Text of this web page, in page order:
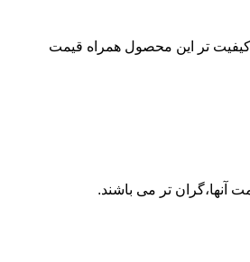
هر چه با کیفیت تر این محصول همراه قیمت
آنها،گران تر می باشند.